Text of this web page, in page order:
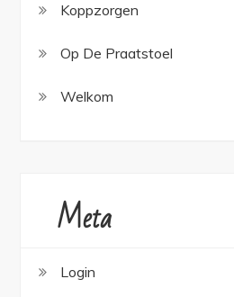
Koppzorgen
Op De Praatstoel
Welkom
Meta
Login